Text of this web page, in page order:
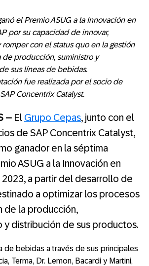
el Premio ASUG a la Innovación en
por su capacidad de innovar,
romper con el status quo en la gestión
de producción, suministro y
sus líneas de bebidas.
fue realizada por el socio de
Concentrix Catalyst.
– El Grupo Cepas, junto con el
de SAP Concentrix Catalyst,
ganador en la séptima
ASUG a la Innovación en
a partir del desarrollo de
a optimizar los procesos
de la producción,
y distribución de sus productos.
de bebidas a través de sus principales
Terma, Dr. Lemon, Bacardi y Martini,